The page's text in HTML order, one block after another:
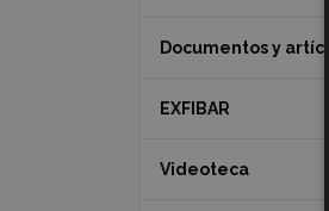
Documentos y
EXFIBAR
Videoteca